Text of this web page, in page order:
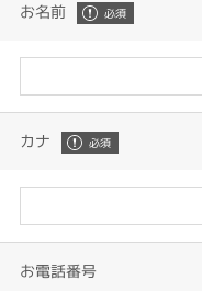
お名前
カナ
お電話番号